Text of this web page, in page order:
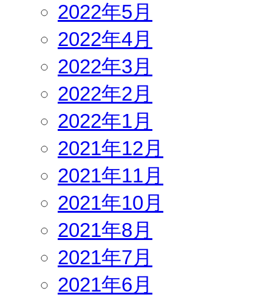
2022年5月
2022年4月
2022年3月
2022年2月
2022年1月
2021年12月
2021年11月
2021年10月
2021年8月
2021年7月
2021年6月